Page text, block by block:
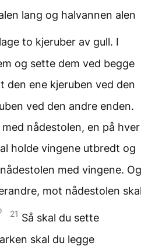
lang og halvannen alen
to kjeruber av gull. I
og sette dem ved begge
den ene kjeruben ved den
ved den andre enden.
nådestolen, en på hver
holde vingene utbredt og
med vingene. Og
mot nådestolen skal
21 Så skal du sette
skal du legge